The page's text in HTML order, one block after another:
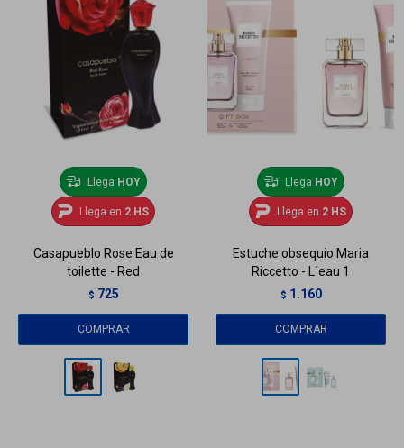
Llega HOY
Llega en 2 HS
Casapueblo Rose Eau de
toilette - Red
$ 725
Llega HOY
Llega en 2 HS
Estuche obsequio Maria
Riccetto - L´eau 1
$ 1.160